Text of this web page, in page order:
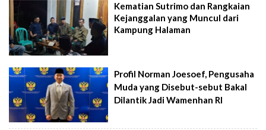
Kematian Sutrimo dan Rangkaian
Kejanggalan yang Muncul dari
Kampung Halaman
Profil Norman Joesoef, Pengusaha
Muda yang Disebut-sebut Bakal
Dilantik Jadi Wamenhan RI